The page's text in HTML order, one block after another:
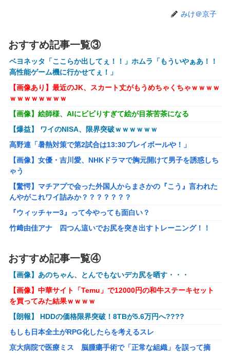
ｗｗｗｗ
【悲報】高市早苗に逆らった財務官僚、異例の左遷ｗｗｗｗ
ｗｗｗｗ
【画像】井口裕香(36)、タンクトップがはち切れそうなくら
いデカイｗｗｗｗｗｗｗｗｗｗｗ
【悲報】Z世代「求刑7年のジャンポケ斎藤は口封じに被害
者殺した方が量刑軽かっただろ」←1万いいね
【動画】福岡の電車、複数の駅で「チンポッ❤」というアナ
ウンスが流れ大騒ぎwwwwwwwww
ので訴えます」
【艦これ】 なんか今回はE5は甲で当然みたいな流れあるよ
ね
もしも日本全土がRPG化したらを考えるスレ
【〈物語〉シリーズ】 セガ「忍野忍」「斧乃木余接」プラ
イズフィギュア【彩色原型公開】
【謎】『ダーク路線のドラクエ12』を発売中止にしないとい
けなかった理由ってガチでなに？とりあえすだせばいいやん
【ウマ娘】海外のファンアートからしか得られない栄養素が
ある。←「おデジ以外味付けが濃いな…」
キム・カッファン総合スレ
みけ＠京子
おすすめ記事一覧③
ベヨネッタ「ここらか出してぇ！！」ホムラ「もういやぁあ！！
高性能ゲーム機に行かせてぇ！」
【画像あり】最近のJK、スカート丈がもうめちゃくちゃｗｗｗｗ
ｗｗｗｗｗｗｗｗ
【画像】絵師様、AIにビビりすぎて絵が目茶苦茶になる
【爆益】 ワイのNISA、限界突破ｗｗｗｗｗｗ
高野連「暑熱対策で第2試合は13:30プレイボールや！」
【画像】女優・吉川愛、NHKドラマで胸元開けて男子を誘惑しち
ゃう
【驚愕】マチアプで会った外国人からまさかの『こう』言われた
んやがこれワイ詰みか？？？？？？？
『ウィッチャー3』って今やっても面白い？
竹﨑由佳アナ 四つん這いでお尻を突き出すトレーニング！！
【涼宮ハルヒの憂鬱】Vivitフィギュア「涼宮ハルヒ」プライズフ
ィギュア【彩色原型公開】
【ボンバーガール】KONAMI「最愛チアモ」プライズフィギュア
【彩色原型公開】
【初音ミク】「PERIHAPI! おきがえちゅう ピアプロキャラクタ
ーズ 2」トレフィグ【予約開始】
【艦これ】イベントぼちぼち終わらせてる人増えてるけど、終わ
ったらみんな何してる？
おすすめ記事一覧④
【画像】あのちゃん、とんでもないデカ尻を晒す・・・
【画像】中華サイト「Temu」で12000円の和牛ステーキセット
を買ってみた結果ｗｗｗｗ
【朗報】 HDDの価格限界突破！8TBが5.6万円へ????
もしも日本全土がRPG化したらを考えるスレ
京大病院で医療ミス 脳腫瘍手術で「正常な組織」を誤って摘